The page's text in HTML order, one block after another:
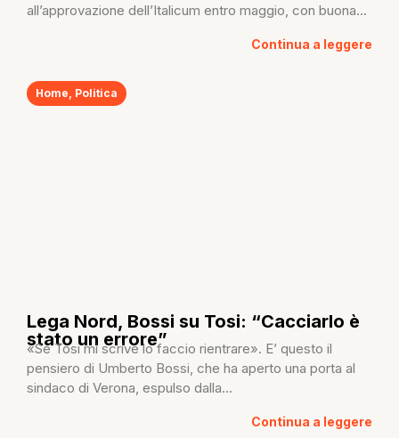
all’approvazione dell’Italicum entro maggio, con buona...
Continua a leggere
Home, Politica
Lega Nord, Bossi su Tosi: “Cacciarlo è
stato un errore”
«Se Tosi mi scrive lo faccio rientrare». E’ questo il
pensiero di Umberto Bossi, che ha aperto una porta al
sindaco di Verona, espulso dalla...
Continua a leggere